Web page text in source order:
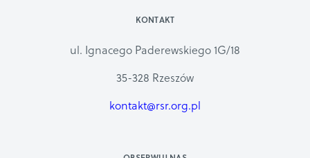
KONTAKT
ul. Ignacego Paderewskiego 1G/18
35-328 Rzeszów
kontakt@rsr.org.pl